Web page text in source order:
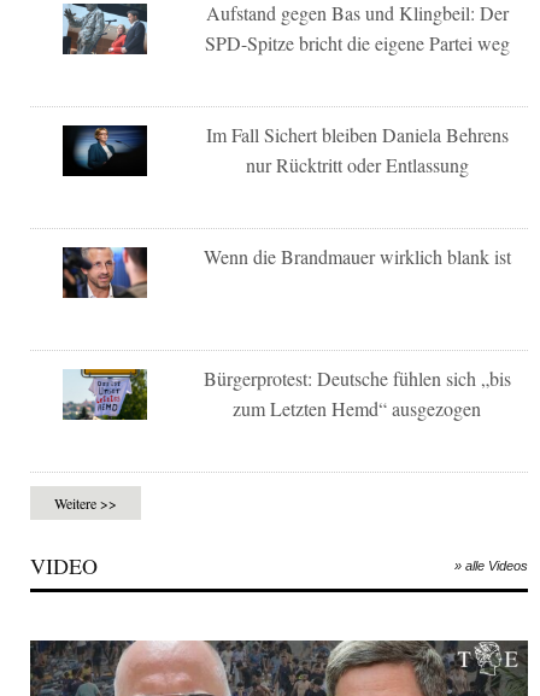
Aufstand gegen Bas und Klingbeil: Der
SPD-Spitze bricht die eigene Partei weg
Im Fall Sichert bleiben Daniela Behrens
nur Rücktritt oder Entlassung
Wenn die Brandmauer wirklich blank ist
Bürgerprotest: Deutsche fühlen sich „bis
zum Letzten Hemd“ ausgezogen
Weitere >>
VIDEO » alle Videos